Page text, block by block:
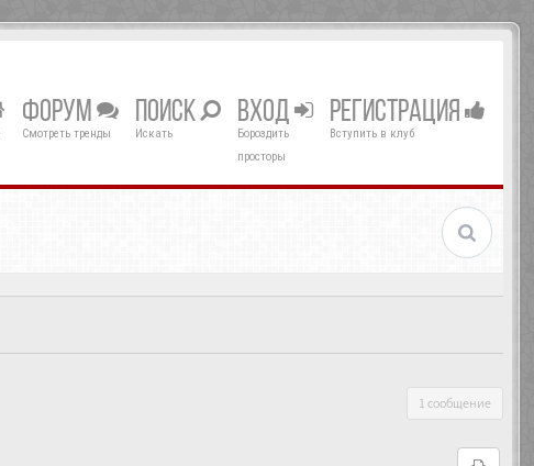
ФОРУМ
Смотреть тренды
ПОИСК
Искать
ВХОД
Бороздить
просторы
РЕГИСТРАЦИЯ
Вступить в клуб
1 сообщение